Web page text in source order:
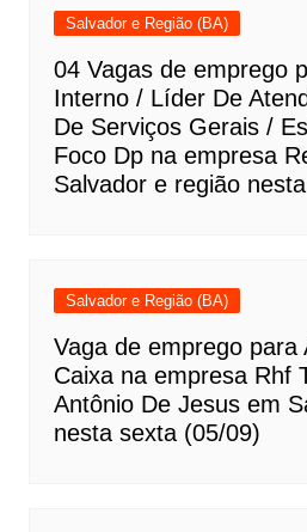
Salvador e Região (BA)
04 Vagas de emprego
Interno / Líder De
De Serviços Gerais /
Foco Dp na empresa
Salvador e região
Salvador e Região (BA)
Vaga de emprego para
Caixa na empresa Rhf
Antônio De Jesus em
nesta sexta (05/09)